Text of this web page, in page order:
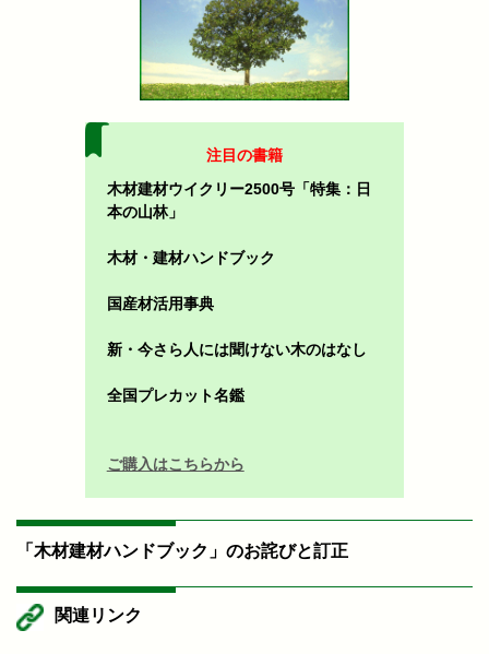
注目の書籍
木材建材ウイクリー2500号「特集：日
本の山林」
木材・建材ハンドブック
国産材活用事典
新・今さら人には聞けない木のはなし
全国プレカット名鑑
ご購入はこちらから
「木材建材ハンドブック」のお詫びと訂正
関連リンク